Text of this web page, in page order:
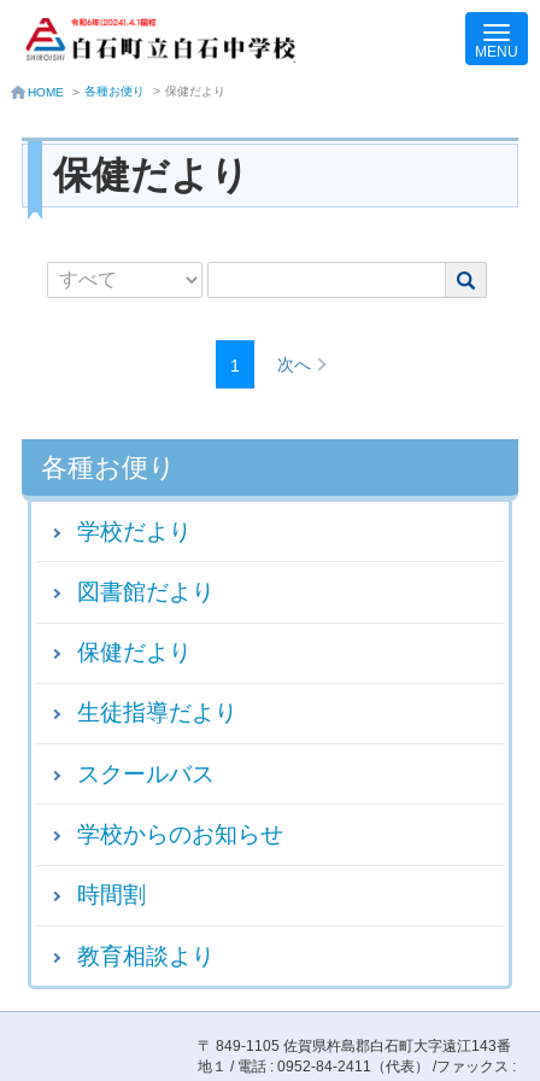
HOME > 各種お便り > 保健だより
保健だより
1 次へ
各種お便り
学校だより
図書館だより
保健だより
生徒指導だより
スクールバス
学校からのお知らせ
時間割
教育相談より
〒 849-1105 佐賀県杵島郡白石町大字遠江143番
地１ / 電話 : 0952-84-2411（代表） /ファックス :